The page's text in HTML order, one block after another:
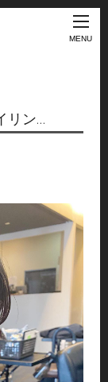
MENU
リン…